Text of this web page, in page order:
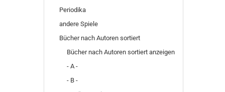
Periodika
andere Spiele
Bücher nach Autoren sortiert
Bücher nach Autoren sortiert anzeigen
- A -
- B -